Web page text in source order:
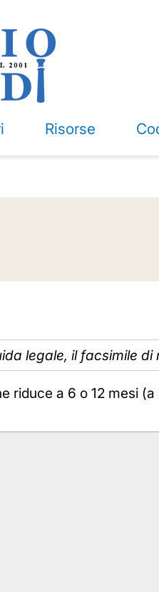
Risorse
legale, il facsimile di
riduce a 6 o 12 mesi